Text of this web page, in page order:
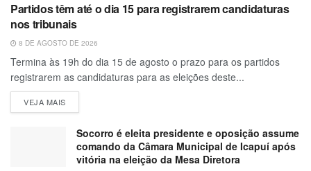
Partidos têm até o dia 15 para registrarem candidaturas
nos tribunais
8 DE AGOSTO DE 2026
Termina às 19h do dia 15 de agosto o prazo para os partidos
registrarem as candidaturas para as eleições deste...
VEJA MAIS
Socorro é eleita presidente e oposição assume
comando da Câmara Municipal de Icapuí após
vitória na eleição da Mesa Diretora